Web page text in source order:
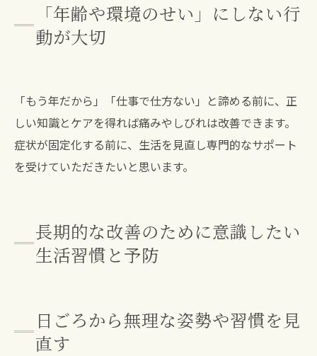
「年齢や環境のせい」にしない行
動が大切
「もう年だから」「仕事で仕方ない」と諦める前に、正
しい知識とケアを得れば痛みやしびれは改善できます。
症状が固定化する前に、生活を見直し専門的なサポート
を受けていただきたいと思います。
長期的な改善のために意識したい
生活習慣と予防
日ごろから無理な姿勢や習慣を見
直す